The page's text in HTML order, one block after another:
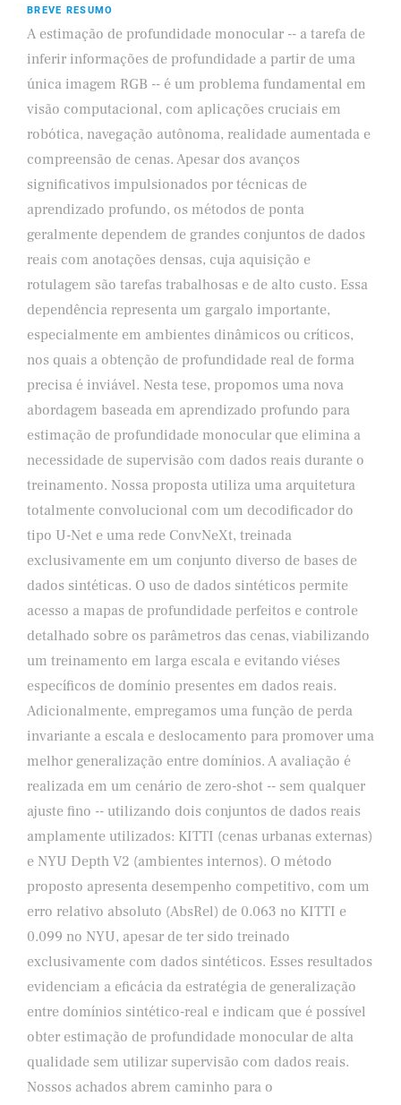
BREVE RESUMO
A estimação de profundidade monocular -- a tarefa de
inferir informações de profundidade a partir de uma
única imagem RGB -- é um problema fundamental em
visão computacional, com aplicações cruciais em
robótica, navegação autônoma, realidade aumentada e
compreensão de cenas. Apesar dos avanços
significativos impulsionados por técnicas de
aprendizado profundo, os métodos de ponta
geralmente dependem de grandes conjuntos de dados
reais com anotações densas, cuja aquisição e
rotulagem são tarefas trabalhosas e de alto custo. Essa
dependência representa um gargalo importante,
especialmente em ambientes dinâmicos ou críticos,
nos quais a obtenção de profundidade real de forma
precisa é inviável. Nesta tese, propomos uma nova
abordagem baseada em aprendizado profundo para
estimação de profundidade monocular que elimina a
necessidade de supervisão com dados reais durante o
treinamento. Nossa proposta utiliza uma arquitetura
totalmente convolucional com um decodificador do
tipo U-Net e uma rede ConvNeXt, treinada
exclusivamente em um conjunto diverso de bases de
dados sintéticas. O uso de dados sintéticos permite
acesso a mapas de profundidade perfeitos e controle
detalhado sobre os parâmetros das cenas, viabilizando
um treinamento em larga escala e evitando viéses
específicos de domínio presentes em dados reais.
Adicionalmente, empregamos uma função de perda
invariante a escala e deslocamento para promover uma
melhor generalização entre domínios. A avaliação é
realizada em um cenário de zero-shot -- sem qualquer
ajuste fino -- utilizando dois conjuntos de dados reais
amplamente utilizados: KITTI (cenas urbanas externas)
e NYU Depth V2 (ambientes internos). O método
proposto apresenta desempenho competitivo, com um
erro relativo absoluto (AbsRel) de 0.063 no KITTI e
0.099 no NYU, apesar de ter sido treinado
exclusivamente com dados sintéticos. Esses resultados
evidenciam a eficácia da estratégia de generalização
entre domínios sintético-real e indicam que é possível
obter estimação de profundidade monocular de alta
qualidade sem utilizar supervisão com dados reais.
Nossos achados abrem caminho para o